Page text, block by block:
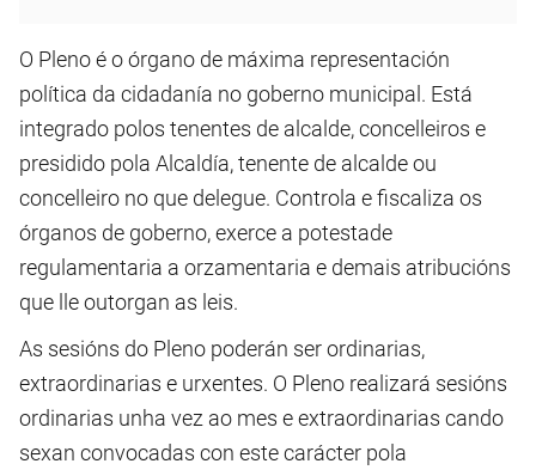
O Pleno é o órgano de máxima representación
política da cidadanía no goberno municipal. Está
integrado polos tenentes de alcalde, concelleiros e
presidido pola Alcaldía, tenente de alcalde ou
concelleiro no que delegue. Controla e fiscaliza os
órganos de goberno, exerce a potestade
regulamentaria a orzamentaria e demais atribucións
que lle outorgan as leis.
As sesións do Pleno poderán ser ordinarias,
extraordinarias e urxentes. O Pleno realizará sesións
ordinarias unha vez ao mes e extraordinarias cando
sexan convocadas con este carácter pola